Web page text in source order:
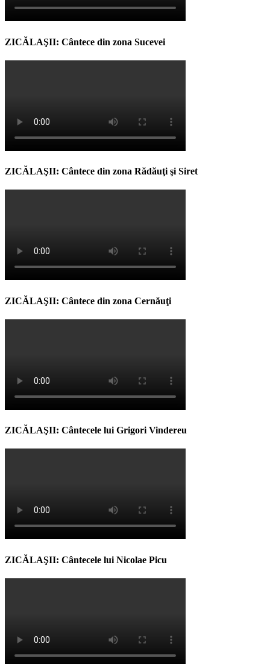
ZICĂLAŞII: Cântece din zona Sucevei
ZICĂLAŞII: Cântece din zona Rădăuţi şi Siret
ZICĂLAŞII: Cântece din zona Cernăuţi
ZICĂLAŞII: Cântecele lui Grigori Vindereu
ZICĂLAŞII: Cântecele lui Nicolae Picu